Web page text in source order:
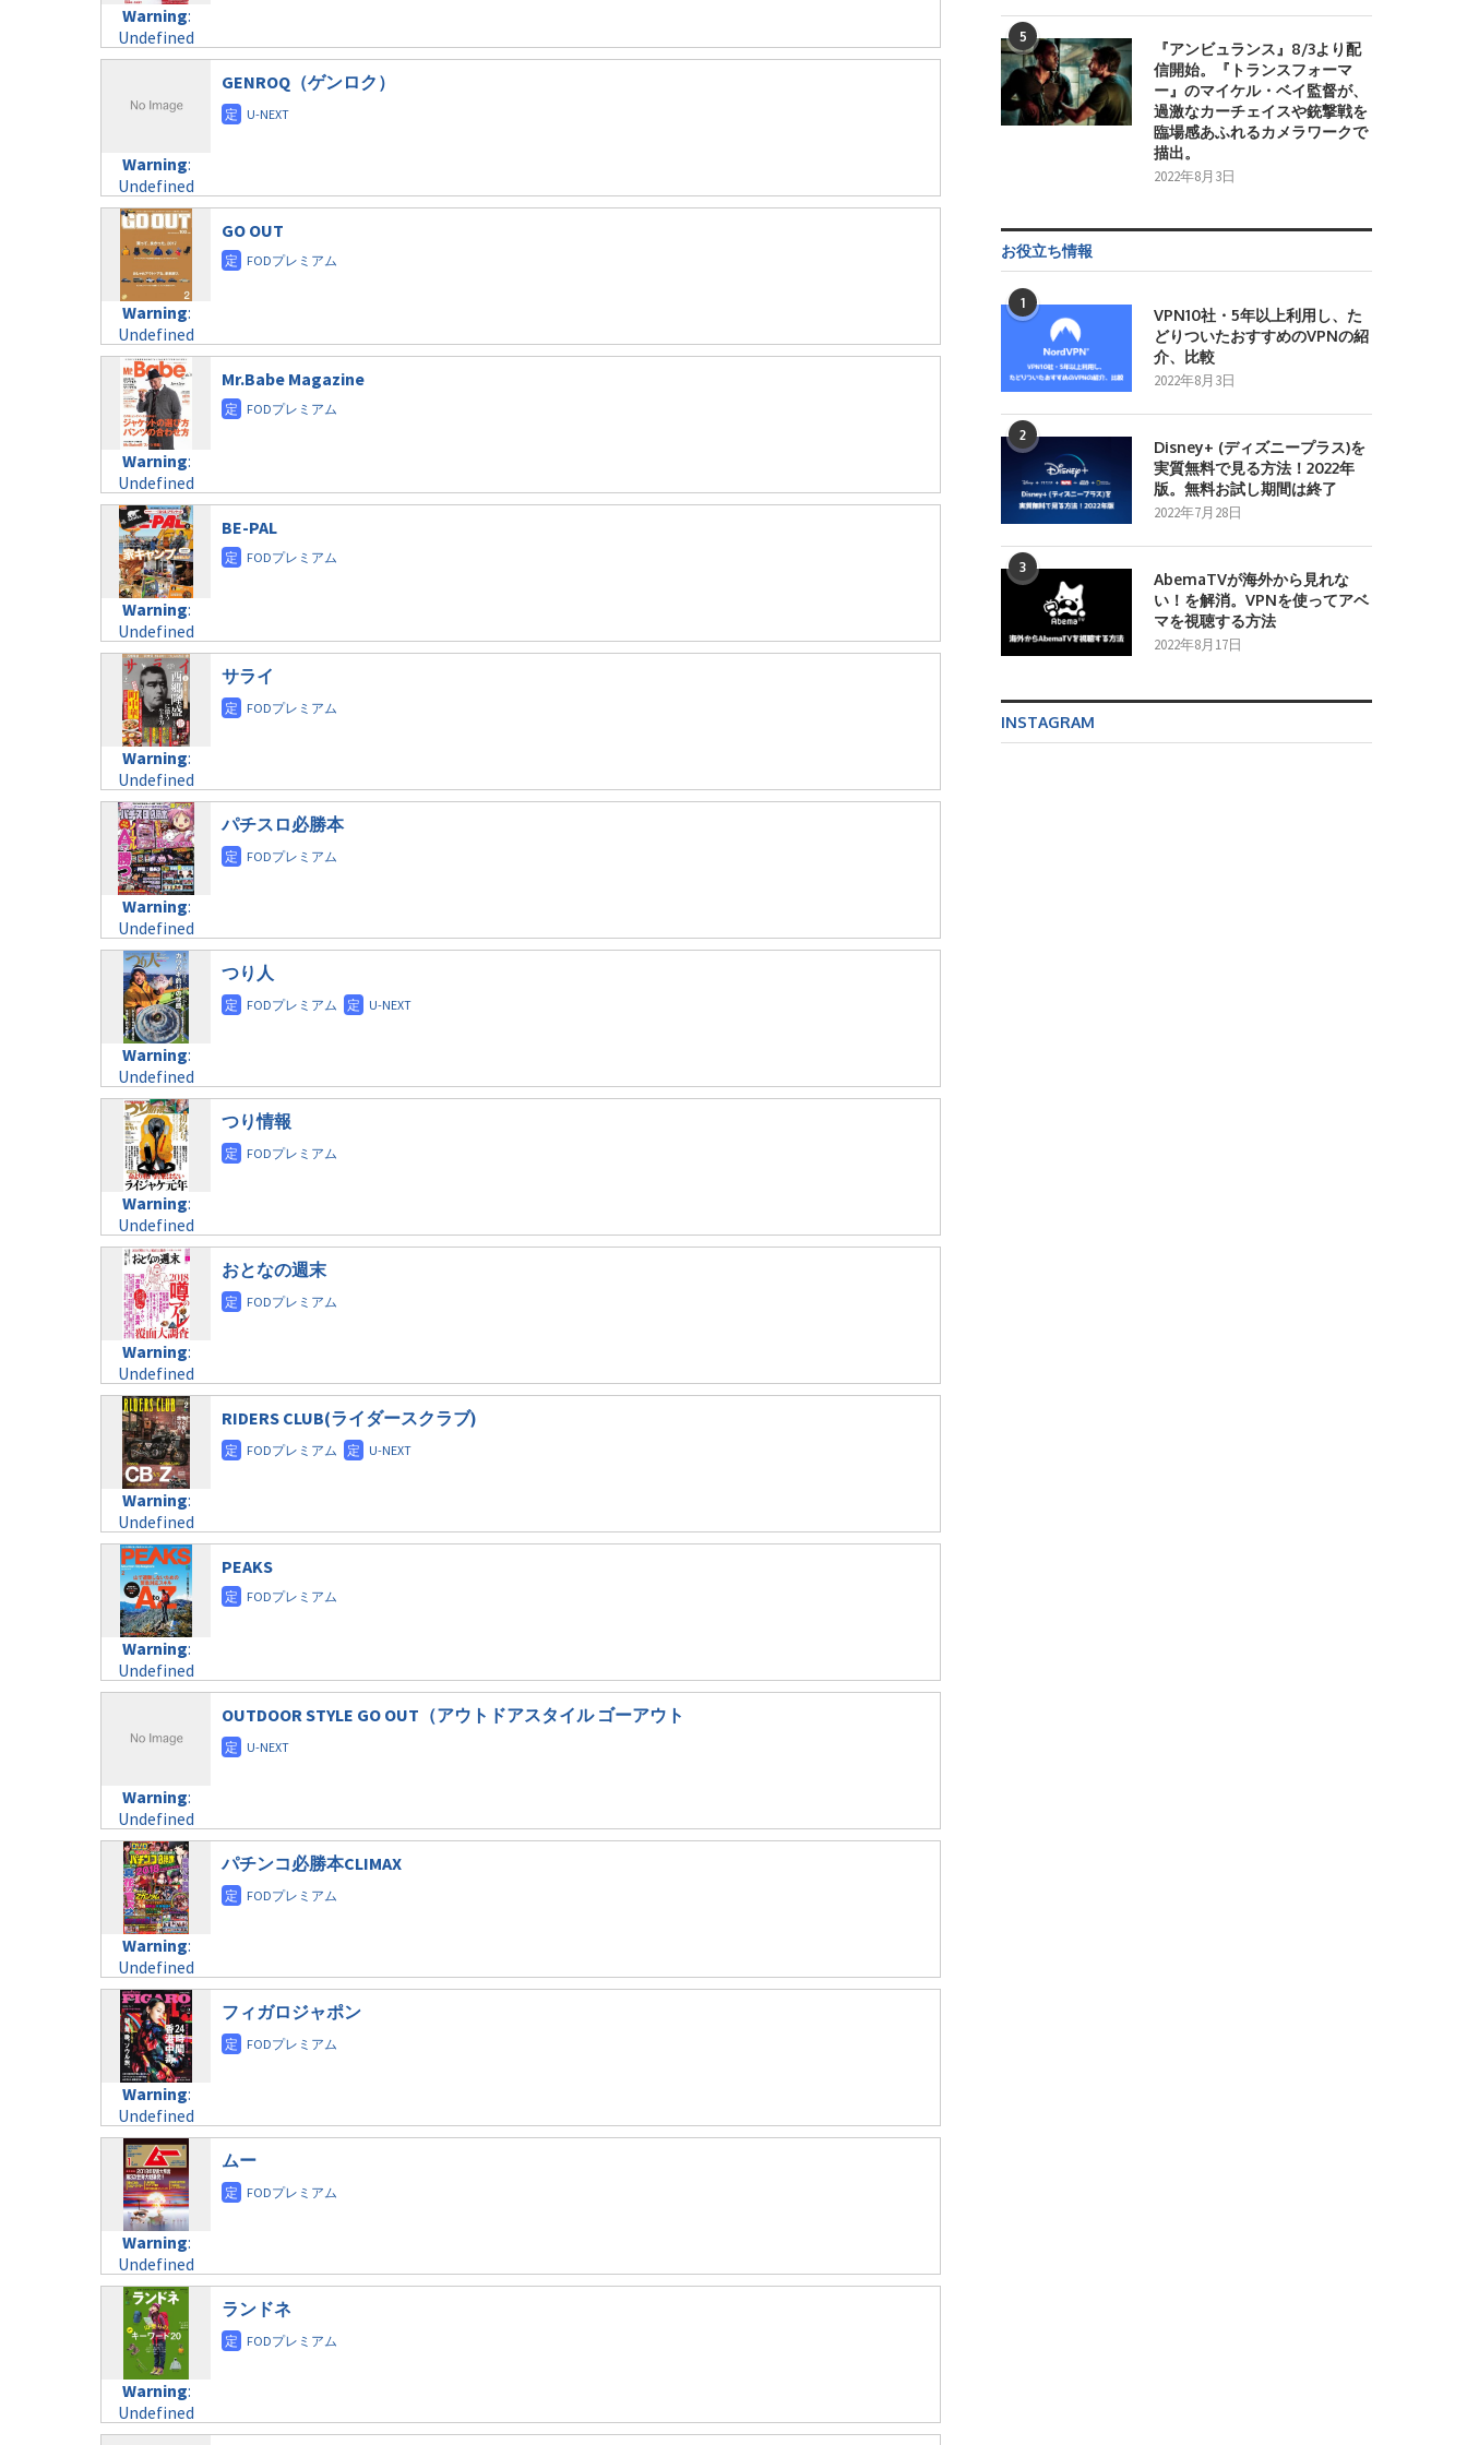
formats/format-
taxmagazine.php
on line34
variable
$post_id in
/home/c4607168/public_html/osusume-
content/themes/soledad-
formats/format-
taxmagazine.php
on line34
child/post-
formats/format-
taxmagazine.php
variable
$post_id in
/home/c4607168/public_html/osusume-
doga.com/wp-
content/themes/soledad-
child/post-
formats/format-
taxmagazine.php
on line34
Warning:
Undefined
variable
/home/c4607168/public_html/osusume-
child/post-
formats/format-
taxmagazine.php
on line31
Warning:
Undefined
variable
$post_id in
/home/c4607168/public_html/osusume-
doga.com/wp-
content/themes/soledad-
child/post-
formats/format-
taxmagazine.php
on line34
Warning:
Undefined
variable
$post_id in
/home/c4607168/public_html/osusume-
doga.com/wp-
content/themes/soledad-
child/post-
formats/format-
taxmagazine.php
on line40
Warning:
Undefined
variable
$post_id in
/home/c4607168/public_html/osusume-
doga.com/wp-
content/themes/soledad-
child/post-
formats/format-
taxmagazine.php
on line43
GENROQ（ゲンロク）
Warning:
Undefined
variable
$post_id in
/home/c4607168/public_html/osusume-
doga.com/wp-
content/themes/soledad-
child/post-
formats/format-
taxmagazine.php
on line31
Warning:
Undefined
variable
$post_id in
/home/c4607168/public_html/osusume-
doga.com/wp-
content/themes/soledad-
child/post-
formats/format-
taxmagazine.php
on line34
GO OUT
Warning:
Undefined
variable
$post_id in
/home/c4607168/public_html/osusume-
doga.com/wp-
content/themes/soledad-
child/post-
formats/format-
taxmagazine.php
on line31
Warning:
Undefined
variable
$post_id in
/home/c4607168/public_html/osusume-
doga.com/wp-
content/themes/soledad-
child/post-
formats/format-
taxmagazine.php
on line34
Mr.Babe Magazine
Warning:
Undefined
variable
$post_id in
/home/c4607168/public_html/osusume-
doga.com/wp-
content/themes/soledad-
child/post-
formats/format-
taxmagazine.php
on line31
Warning:
Undefined
variable
$post_id in
/home/c4607168/public_html/osusume-
doga.com/wp-
content/themes/soledad-
child/post-
formats/format-
taxmagazine.php
on line34
BE-PAL
Warning:
Undefined
variable
$post_id in
/home/c4607168/public_html/osusume-
doga.com/wp-
content/themes/soledad-
child/post-
formats/format-
taxmagazine.php
on line31
Warning
Undefined
variable
$post_id in
/home/c4607168/public_html/osusume-
doga.com/wp-
content/themes/soledad-
child/post-
formats/format-
taxmagazine.php
on line34
サライ
Warning:
Undefined
variable
$post_id in
/home/c4607168/public_html/osusume-
doga.com/wp-
content/themes/soledad-
child/post-
formats/format-
taxmagazine.php
on line31
Warning:
Undefined
variable
$post_id in
/home/c4607168/public_html/osusume-
doga.com/wp-
content/themes/soledad-
child/post-
formats/format-
taxmagazine.php
on line34
パチスロ必勝本
Warning:
Undefined
variable
$post_id in
/home/c4607168/public_html/osusume-
doga.com/wp-
content/themes/soledad-
child/post-
formats/format-
taxmagazine.php
on line31
Warning:
Undefined
variable
$post_id in
/home/c4607168/public_html/osusume-
doga.com/wp-
content/themes/soledad-
child/post-
formats/format-
taxmagazine.php
on line34
つり人
Warning:
Undefined
variable
$post_id in
/home/c4607168/public_html/osusume-
doga.com/wp-
content/themes/soledad-
child/post-
formats/format-
taxmagazine.php
on line31
Warning:
Undefined
variable
$post_id in
/home/c4607168/public_html/osusume-
doga.com/wp-
content/themes/soledad-
child/post-
formats/format-
taxmagazine.php
on line34
つり情報
Warning:
Undefined
variable
$post_id in
/home/c4607168/public_html/osusume-
doga.com/wp-
content/themes/soledad-
child/post-
formats/format-
taxmagazine.php
on line31
Warning:
Undefined
variable
$post_id in
content/themes/soledad-
formats/format-
taxmagazine.php
on line34
おとなの週末
Warning:
Undefined
variable
$post_id in
/home/c4607168/public_html/osusume-
doga.com/wp-
content/themes/soledad-
child/post-
formats/format-
taxmagazine.php
variable
$post_id in
/home/c4607168/public_html/osusume-
doga.com/wp-
content/themes/soledad-
child/post-
formats/format-
taxmagazine.php
on line34
RIDERS CLUB(ライダースクラブ)
Warning:
Undefined
variable
/home/c4607168/public_html/osusume-
child/post-
formats/format-
taxmagazine.php
on line31
Warning:
Undefined
variable
$post_id in
/home/c4607168/public_html/osusume-
doga.com/wp-
content/themes/soledad-
child/post-
formats/format-
taxmagazine.php
on line34
PEAKS
Warning:
Undefined
variable
$post_id in
/home/c4607168/public_html/osusume-
doga.com/wp-
content/themes/soledad-
child/post-
formats/format-
taxmagazine.php
on line40
Warning:
Undefined
variable
$post_id in
/home/c4607168/public_html/osusume-
doga.com/wp-
content/themes/soledad-
child/post-
formats/format-
taxmagazine.php
on line43
OUTDOOR STYLE GO OUT（アウトドアスタイル ゴーアウト
Warning:
Undefined
variable
$post_id in
/home/c4607168/public_html/osusume-
doga.com/wp-
content/themes/soledad-
child/post-
formats/format-
taxmagazine.php
on line31
Warning:
Undefined
variable
$post_id in
/home/c4607168/public_html/osusume-
doga.com/wp-
content/themes/soledad-
child/post-
formats/format-
taxmagazine.php
on line34
パチンコ必勝本CLIMAX
Warning:
Undefined
variable
$post_id in
/home/c4607168/public_html/osusume-
doga.com/wp-
content/themes/soledad-
child/post-
formats/format-
taxmagazine.php
on line
Warning
Undefined
variable
$post_id in
フィガロジャポン
Warning:
Undefined
variable
$post_id in
/home/c4607168/public_html/osusume-
doga.com/wp-
content/themes/soledad-
child/post-
formats/format-
taxmagazine.php
ムー
Warning:
Undefined
variable
ランドネ
5
『アンビュランス』8/3より配
信開始。『トランスフォーマ
ー』のマイケル・ベイ監督が、
過激なカーチェイスや銃撃戦を
臨場感あふれるカメラワークで
描出。
2022年8月3日
お役立ち情報
1
VPN10社・5年以上利用し、た
どりついたおすすめのVPNの紹
介、比較
2022年8月3日
2
Disney+ (ディズニープラス)を
実質無料で見る方法！2022年
版。無料お試し期間は終了
2022年7月28日
3
AbemaTVが海外から見れな
い！を解消。VPNを使ってアベ
マを視聴する方法
2022年8月17日
INSTAGRAM